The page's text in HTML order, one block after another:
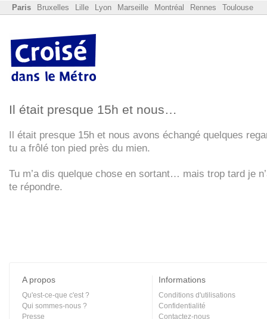
Paris Bruxelles Lille Lyon Marseille Montréal Rennes Toulouse
Il était presque 15h et nous…
Il était presque 15h et nous avons échangé quelques
tu a frôlé ton pied près du mien.
Tu m’a dis quelque chose en sortant… mais trop tard je
te répondre.
A propos
Qu'est-ce-que c'est ?
Qui sommes-nous ?
Presse
Informations
Conditions d'utilisations
Confidentialité
Contactez-nous